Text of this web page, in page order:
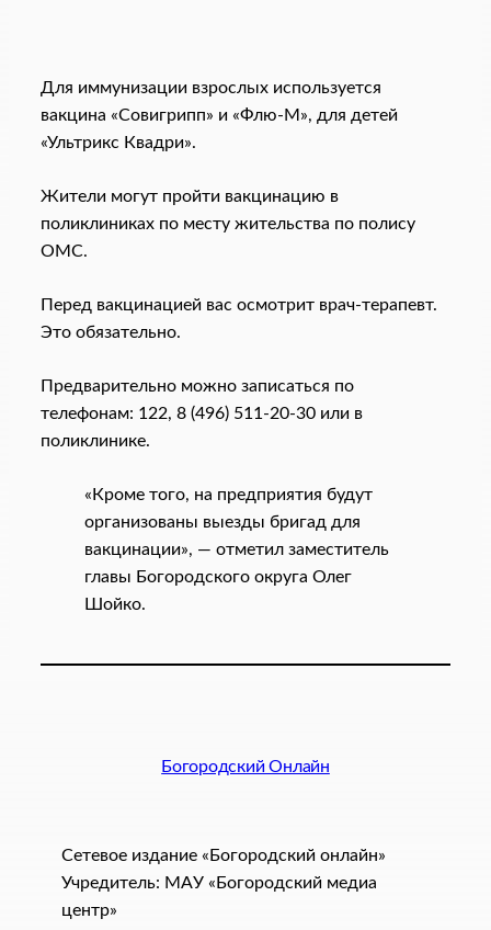
Для иммунизации взрослых используется
вакцина «Совигрипп» и «Флю-М», для детей
«Ультрикс Квадри».
Жители могут пройти вакцинацию в
поликлиниках по месту жительства по полису
ОМС.
Перед вакцинацией вас осмотрит врач-терапевт.
Это обязательно.
Предварительно можно записаться по
телефонам: 122, 8 (496) 511-20-30 или в
поликлинике.
«Кроме того, на предприятия будут
организованы выезды бригад для
вакцинации», — отметил заместитель
главы Богородского округа Олег
Шойко.
Богородский Онлайн
Сетевое издание «Богородский онлайн»
Учредитель: МАУ «Богородский медиа
центр»